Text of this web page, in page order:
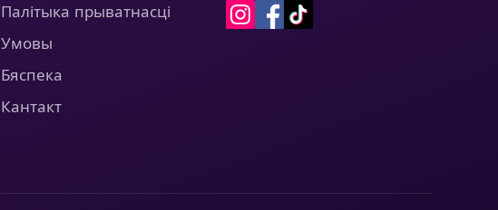
Палітыка прыватнасці
Умовы
Бяспека
Кантакт